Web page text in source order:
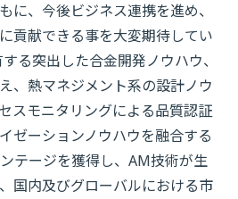
に、今後ビジネス連携を進め、
貢献できる事を大変期待してい
る突出した合金開発ノウハウ、
、熱マネジメント系の設計ノウ
スモニタリングによる品質認証
ゼーションノウハウを融合する
テージを獲得し、AM技術が生
国内及びグローバルにおける市